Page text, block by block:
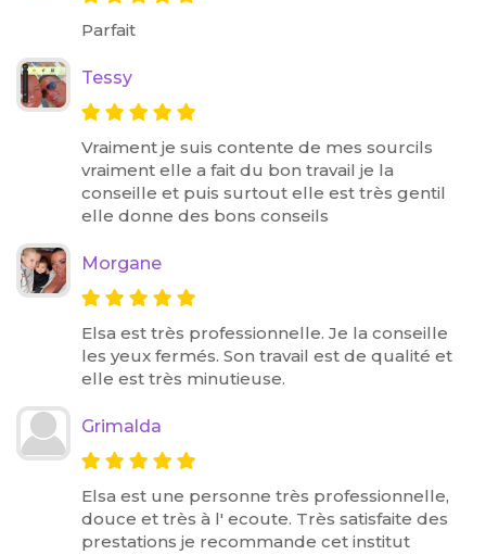
Parfait
Tessy
Vraiment je suis contente de mes sourcils
vraiment elle a fait du bon travail je la
conseille et puis surtout elle est très gentil
elle donne des bons conseils
Morgane
Elsa est très professionnelle. Je la conseille
les yeux fermés. Son travail est de qualité et
elle est très minutieuse.
Grimalda
Elsa est une personne très professionnelle,
douce et très à l' ecoute. Très satisfaite des
prestations je recommande cet institut